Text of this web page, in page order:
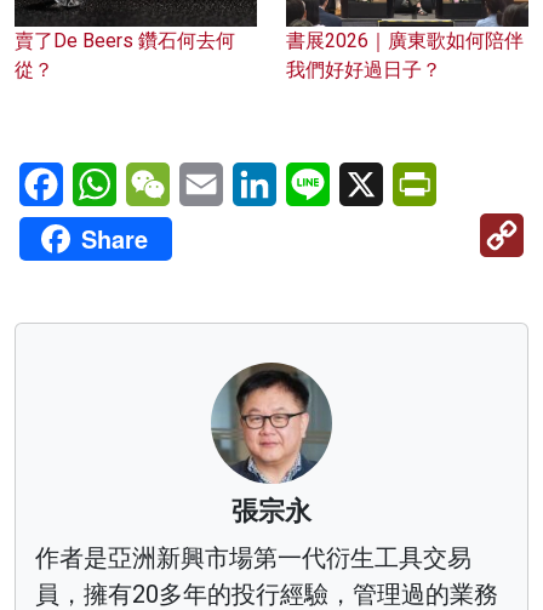
賣了De Beers 鑽石何去何
從？
書展2026｜廣東歌如何陪伴
我們好好過日子？
FacebookWhatsAppWeChatEmail LinkedInLine X
Share
張宗永
作者是亞洲新興市場第一代衍生工具交易
員，擁有20多年的投行經驗，管理過的業務